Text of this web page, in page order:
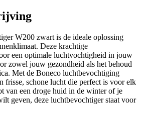
W200 zwart is de ideale oplossing
Deze krachtige
een optimale luchtvochtigheid in jouw
zowel jouw gezondheid als het behoud
Met de Boneco luchtbevochtiging
frisse, schone lucht die perfect is voor elk
van een droge huid in de winter of je
geven, deze luchtbevochtiger staat voor